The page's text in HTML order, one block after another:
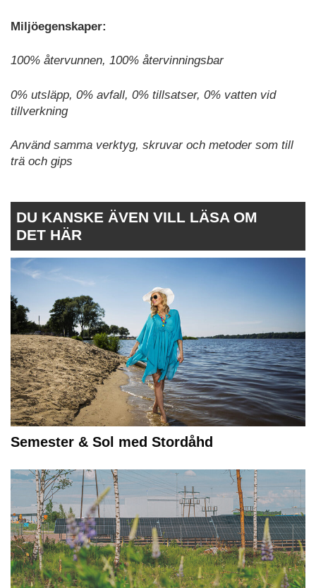
Miljöegenskaper:
100% återvunnen, 100% återvinningsbar
0% utsläpp, 0% avfall, 0% tillsatser, 0% vatten vid
tillverkning
Använd samma verktyg, skruvar och metoder som till
trä och gips
DU KANSKE ÄVEN VILL LÄSA OM
DET HÄR
Semester & Sol med Stordåhd